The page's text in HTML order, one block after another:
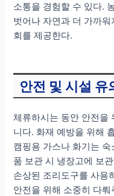
소통을 경험할 수 있다.
벗어나 자연과 더 가까
회를 제공한다.
안전 및 시설 유
체류하시는 동안 안전을
니다. 화재 예방을 위해
캠핑용 가스나 화기는
품 보관 시 냉장고에 보
손상된 조리도구를 사용
안전을 위해 소중히 다